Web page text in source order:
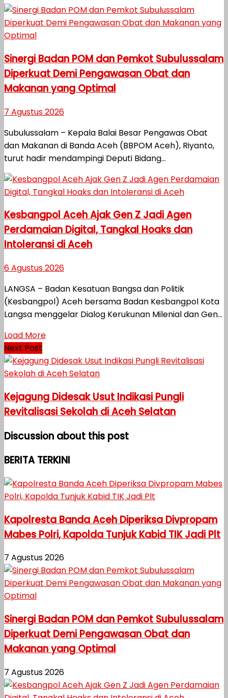
Sinergi Badan POM dan Pemkot Subulussalam
Diperkuat Demi Pengawasan Obat dan
Makanan yang Optimal
7 Agustus 2026
Subulussalam – Kepala Balai Besar Pengawas Obat
dan Makanan di Banda Aceh (BBPOM Aceh), Riyanto,
turut hadir mendampingi Deputi Bidang...
Kesbangpol Aceh Ajak Gen Z Jadi Agen
Perdamaian Digital, Tangkal Hoaks dan
Intoleransi di Aceh
6 Agustus 2026
LANGSA – Badan Kesatuan Bangsa dan Politik
(Kesbangpol) Aceh bersama Badan Kesbangpol Kota
Langsa menggelar Dialog Kerukunan Milenial dan Gen...
Load More
Next Post
Kejagung Didesak Usut Indikasi Pungli
Revitalisasi Sekolah di Aceh Selatan
Discussion about this post
BERITA TERKINI
Kapolresta Banda Aceh Diperiksa Divpropam
Mabes Polri, Kapolda Tunjuk Kabid TIK Jadi Plt
7 Agustus 2026
Sinergi Badan POM dan Pemkot Subulussalam
Diperkuat Demi Pengawasan Obat dan
Makanan yang Optimal
7 Agustus 2026